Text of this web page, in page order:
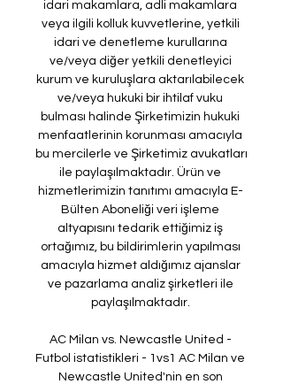
idari makamlara, adli makamlara
veya ilgili kolluk kuvvetlerine, yetkili
idari ve denetleme kurullarına
ve/veya diğer yetkili denetleyici
kurum ve kuruluşlara aktarılabilecek
ve/veya hukuki bir ihtilaf vuku
bulması halinde Şirketimizin hukuki
menfaatlerinin korunması amacıyla
bu mercilerle ve Şirketimiz avukatları
ile paylaşılmaktadır. Ürün ve
hizmetlerimizin tanıtımı amacıyla E-
Bülten Aboneliği veri işleme
altyapısını tedarik ettiğimiz iş
ortağımız, bu bildirimlerin yapılması
amacıyla hizmet aldığımız ajanslar
ve pazarlama analiz şirketleri ile
paylaşılmaktadır.
AC Milan vs. Newcastle United -
Futbol istatistikleri - 1vs1 AC Milan ve
Newcastle United'nin en son